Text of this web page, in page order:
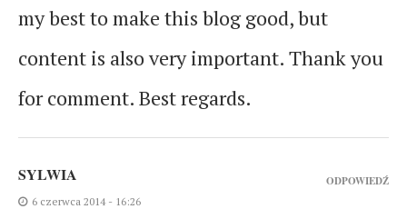
my best to make this blog good, but
content is also very important. Thank you
for comment. Best regards.
SYLWIA
6 czerwca 2014 - 16:26
ODPOWIEDŹ